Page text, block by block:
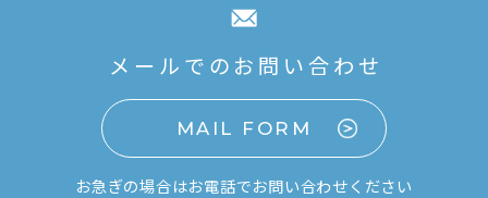
メールでのお問い合わせ
MAIL FORM
お急ぎの場合はお電話でお問い合わせください